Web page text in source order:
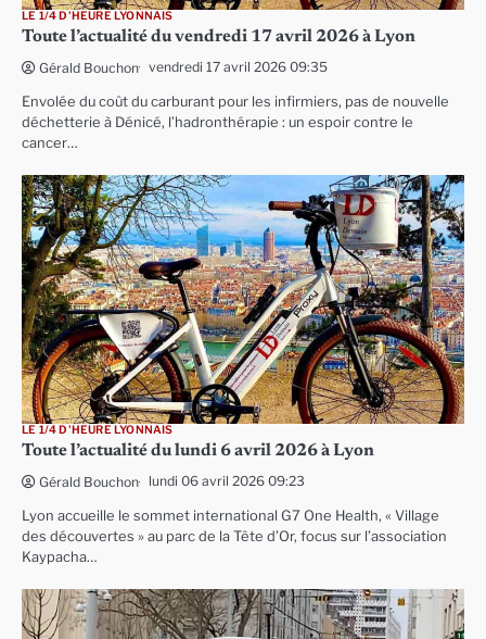
LE 1/4 D'HEURE LYONNAIS
Toute l’actualité du vendredi 17 avril 2026 à Lyon
Gérald Bouchon vendredi 17 avril 2026 09:35
Envolée du coût du carburant pour les infirmiers, pas de nouvelle
déchetterie à Dénicé, l’hadronthérapie : un espoir contre le
cancer…
LE 1/4 D'HEURE LYONNAIS
Toute l’actualité du lundi 6 avril 2026 à Lyon
Gérald Bouchon lundi 06 avril 2026 09:23
Lyon accueille le sommet international G7 One Health, « Village
des découvertes » au parc de la Tête d’Or, focus sur l’association
Kaypacha…